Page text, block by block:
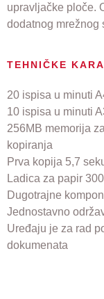
upravljačke ploče.
dodatnog mrežnog
TEHNIČKE
20 ispisa u minuti
10 ispisa u minuti
256MB memorija
kopiranja
Prva kopija 5,7
Ladica za papir
Dugotrajne
Jednostavno
Uređaju je za rad
dokumenata